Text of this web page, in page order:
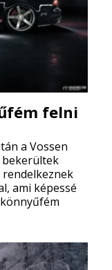
felni
a Vossen
bekerültek
ami képessé